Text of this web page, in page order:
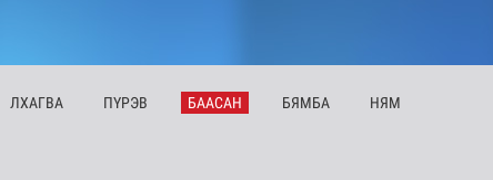
ЛХАГВА ПҮРЭВ БААСАН БЯМБА НЯМ